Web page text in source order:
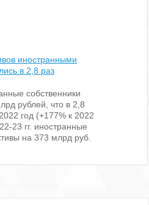
иностранными
в 2,8 раз
собственники
рублей, что в 2,8
год (+177% к 2022
23 гг. иностранные
на 373 млрд руб.